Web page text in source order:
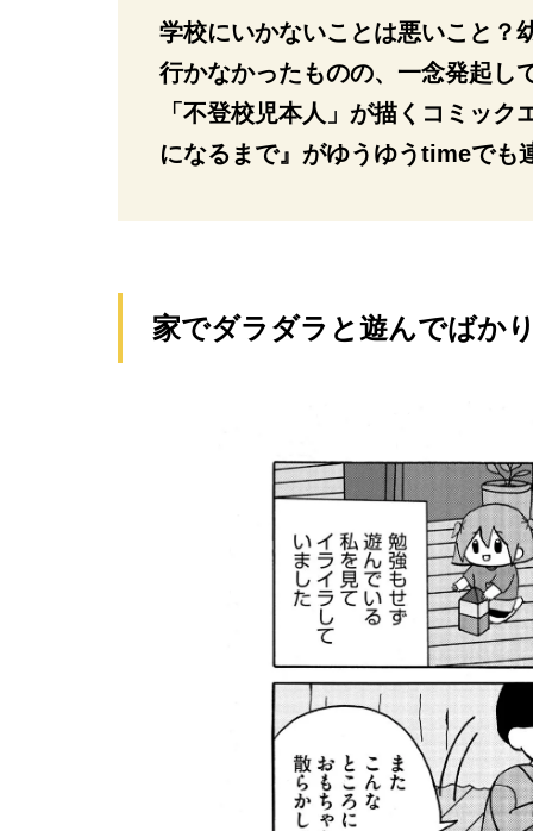
学校にいかないことは悪いこと？
行かなかったものの、一念発起し
「不登校児本人」が描くコミッ
になるまで』がゆうゆうtimeでも
家でダラダラと遊んでばか